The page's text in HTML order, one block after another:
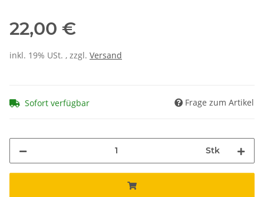
22,00 €
inkl. 19% USt. , zzgl. Versand
Sofort verfügbar Frage zum Artikel
Stk